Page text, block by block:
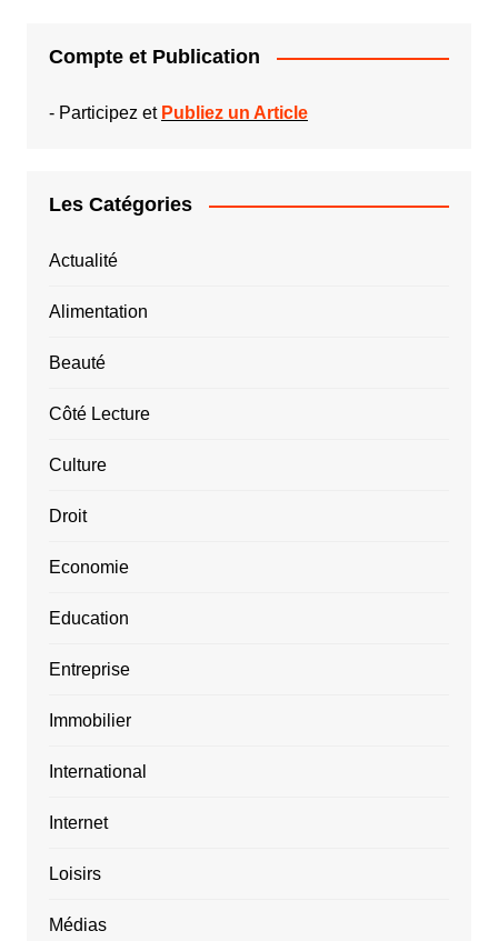
Compte et Publication
- Participez et Publiez un Article
Les Catégories
Actualité
Alimentation
Beauté
Côté Lecture
Culture
Droit
Economie
Education
Entreprise
Immobilier
International
Internet
Loisirs
Médias